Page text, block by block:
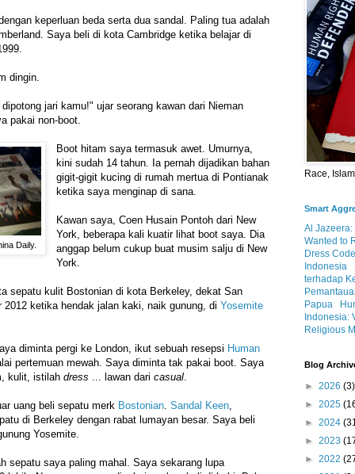
keperluan beda serta dua sandal. Paling tua adalah
Saya beli di kota Cambridge ketika belajar di
dingin.
jari kamu!" ujar seorang kawan dari Nieman
pakai non-boot.
Daily.
Boot hitam saya termasuk awet. Umurnya,
kini sudah 14 tahun. Ia pernah dijadikan bahan
gigit-gigit kucing di rumah mertua di Pontianak
ketika saya menginap di sana.
Kawan saya, Coen Husain Pontoh dari New
York, beberapa kali kuatir lihat boot saya. Dia
anggap belum cukup buat musim salju di New
York.
sepatu kulit Bostonian di kota Berkeley, dekat San
2012 ketika hendak jalan kaki, naik gunung, di Yosemite
diminta pergi ke London, ikut sebuah resepsi Human
pertemuan mewah. Saya diminta tak pakai boot. Saya
kulit, istilah dress ... lawan dari casual
uang beli sepatu merk Bostonian Sandal Keen
di Berkeley dengan rabat lumayan besar. Saya beli
Yosemite.
sepatu saya paling mahal. Saya sekarang lupa
Race,
Smart
Al Jazeera:
Wanted to
Dress
Indonesia
terhadap
Papua
Indonesia:
Religious
Blog
► 2026 (3)
► 2025
► 2024
► 2023
► 2022